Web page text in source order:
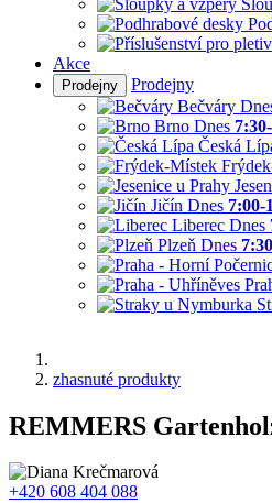
Akce
Prodejny
Prodejny
Bečváry
Brno Dnes
Česká
Jičín Dnes 7:00-
Liberec Dnes
Plzeň Dnes
zhasnuté produkty
REMMERS
+420 608 404 088